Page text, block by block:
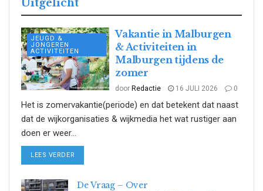
Uitgelicht
JEUGD &
JONGEREN
ACTIVITEITEN
Vakantie in Malburgen
& Activiteiten in
Malburgen tijdens de
zomer
door Redactie 16 JULI 2026 0
Het is zomervakantie(periode) en dat betekent dat naast
dat de wijkorganisaties & wijkmedia het wat rustiger aan
doen er weer...
LEES VERDER
De Vraag – Over